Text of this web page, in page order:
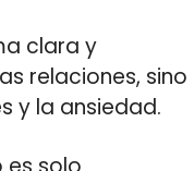
clara y
relaciones, sino
y la ansiedad.